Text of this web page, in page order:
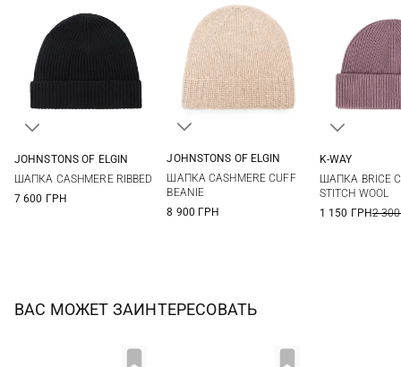
JOHNSTONS OF ELGIN
ШАПКА CASHMERE RIBBED
7 600 ГРН
JOHNSTONS OF ELGIN
ШАПКА CASHMERE CUFF
BEANIE
8 900 ГРН
K-WAY
ШАПКА BRICE
STITCH WOOL
1 150 ГРН2
ВАС МОЖЕТ ЗАИНТЕРЕСОВАТЬ